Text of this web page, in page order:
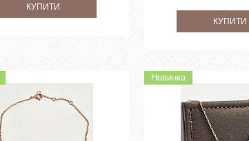
КУПИТИ
КУПИТИ
Новинка